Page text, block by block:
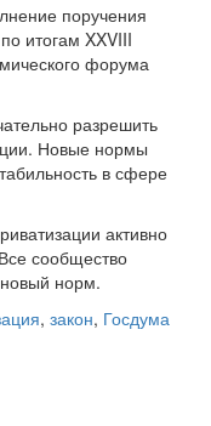
поручения
итогам XXVIII
форума
разрешить
Новые нормы
в сфере
активно
сообщество
норм.
, закон, Госдума